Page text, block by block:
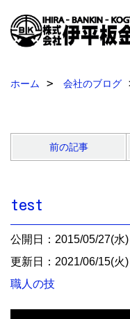
ホーム 会社のブログ
前の記事
test
公開日：2015/05/27(水)
更新日：2021/06/15(火)
職人の技